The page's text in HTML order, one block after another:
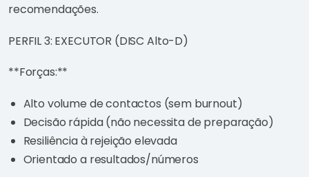
recomendações.
PERFIL 3: EXECUTOR (DISC Alto-D)
**Forças:**
Alto volume de contactos (sem burnout)
Decisão rápida (não necessita de preparação)
Resiliência à rejeição elevada
Orientado a resultados/números